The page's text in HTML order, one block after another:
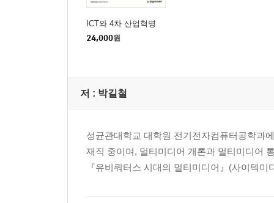
02 인터넷 구성 요소
연습문제
03 모바일 시대의 소통 미디어
Chapter 12 4차산업혁명과 ICT 환경의 발전
01 4차산업혁명과 패러다임의 전환
ICT와 4차 산업혁명
24,000원
저 : 박길철
성균관대학교 대학원 전기전자컴퓨터공학과
재직 중이며, 멀티미디어 개론과 멀티미디어
『유비쿼터스 시대의 멀티미디어』(사이텍